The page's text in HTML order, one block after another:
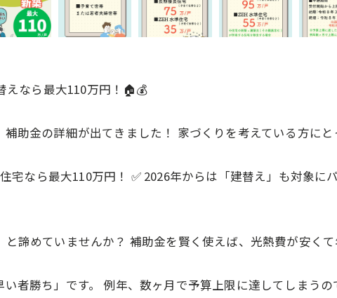
えなら最大110万円！🏠💰
助金の詳細が出てきました！ 家づくりを考えている方に
宅なら最大110万円！ ✅ 2026年からは「建替え」も対象に
諦めていませんか？ 補助金を賢く使えば、光熱費が安く
者勝ち」です。 例年、数ヶ月で予算上限に達してしまうの